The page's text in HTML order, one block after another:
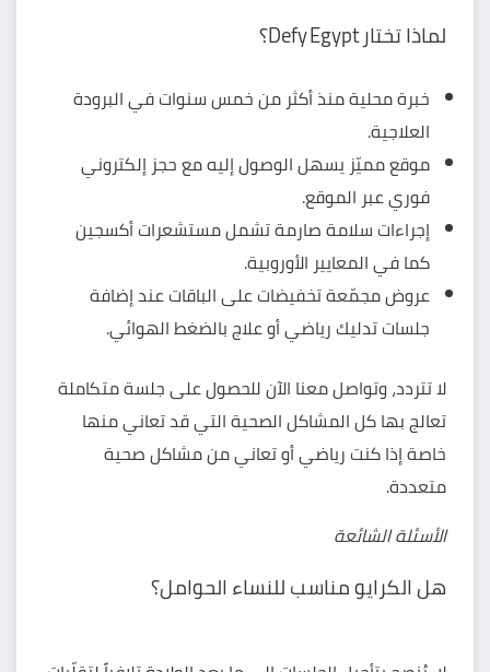
لماذا تختار Defy Egypt؟
خبرة محلية منذ أكثر من خمس سنوات في البرودة
العلاجية.
موقع مميّز يسهل الوصول إليه مع حجز إلكتروني
فوري عبر الموقع.
إجراءات سلامة صارمة تشمل مستشعرات أكسجين
كما في المعايير الأوروبية.
عروض مجمّعة تخفيضات على الباقات عند إضافة
جلسات تدليك رياضي أو علاج بالضغط الهوائي.
لا تتردد، وتواصل معنا الآن للحصول على جلسة متكاملة
تعالج بها كل المشاكل الصحية التي قد تعاني منها
خاصة إذا كنت رياضي أو تعاني من مشاكل صحية
متعددة.
الأسئلة الشائعة
هل الكرايو مناسب للنساء الحوامل؟